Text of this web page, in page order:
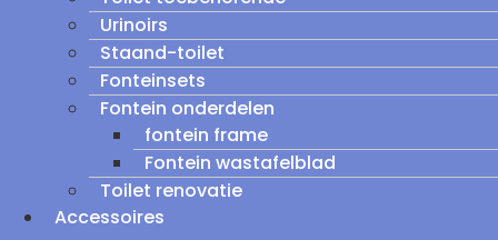
Urinoirs
Staand-toilet
Fonteinsets
Fontein onderdelen
fontein frame
Fontein wastafelblad
Toilet renovatie
Accessoires